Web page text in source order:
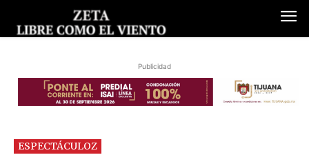
Publicidad
ESPECTÁCULOZ